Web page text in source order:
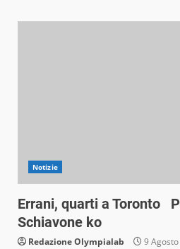
Notizie
Errani, quarti a Toronto
Schiavone ko
Redazione Olympialab 9